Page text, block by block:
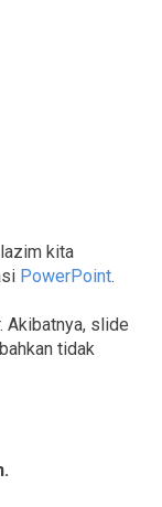
kita
PowerPoint.
Akibatnya, slide
tidak